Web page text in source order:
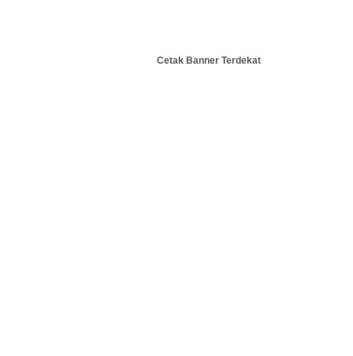
Cetak Banner Terdekat